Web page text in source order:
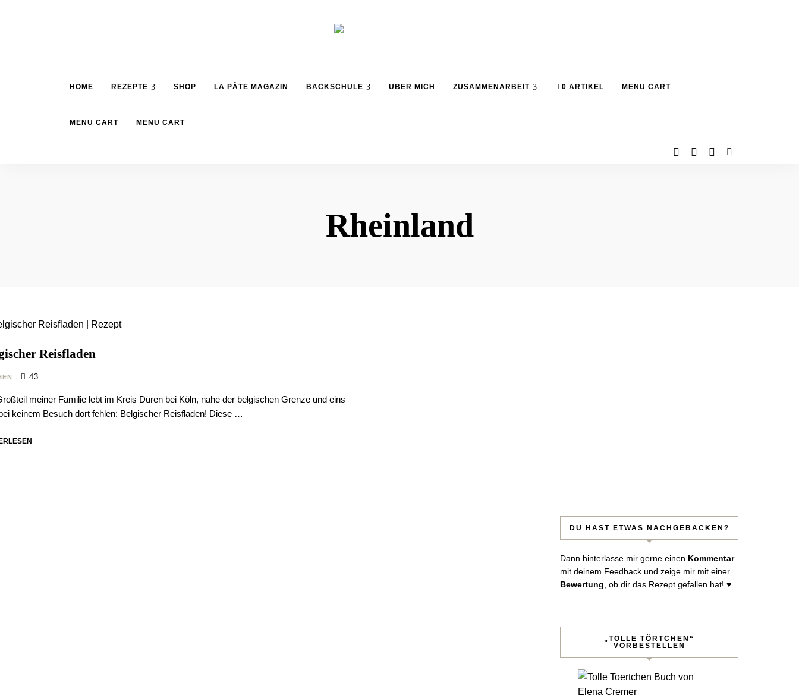
HOME REZEPTE SHOP LA PÂTE MAGAZIN BACKSCHULE ÜBER MICH ZUSAMMENARBEIT 0 ARTIKEL MENU CART
MENU CART MENU CART
Rheinland
Reisfladen
43
meiner Familie lebt im Kreis Düren bei Köln, nahe der belgischen Grenze und eins
keinem Besuch dort fehlen: Belgischer Reisfladen! Diese …
DU HAST ETWAS NACHGEBACKEN?
Dann hinterlasse mir gerne einen Kommentar
mit deinem Feedback und zeige mir mit einer
Bewertung , ob dir das Rezept gefallen hat! ♥︎
„TOLLE TÖRTCHEN“
VORBESTELLEN